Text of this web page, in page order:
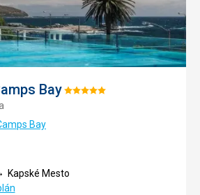
BayHodnotenie:
Bay
Kapské Mesto